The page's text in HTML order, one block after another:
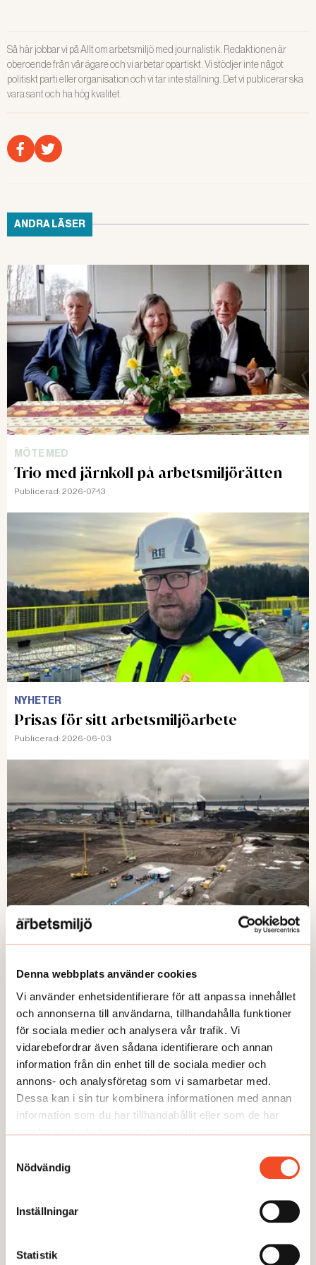
Denna webbplats använder cookies
Vi använder enhetsidentifierare för att anpassa innehållet
och annonserna till användarna, tillhandahålla funktioner
för sociala medier och analysera vår trafik. Vi
vidarebefordrar även sådana identifierare och annan
information från din enhet till de sociala medier och
annons- och analysföretag som vi samarbetar med.
Dessa kan i sin tur kombinera informationen med annan
information som du har tillhandahållit eller som de har
samlat in när du har använt deras tjänster.
Nödvändig
Inställningar
Statistik
Så här jobbar vi på Allt om arbetsmiljö med journalistik. Redaktionen är
oberoende från vår ägare och vi arbetar opartiskt. Vi stödjer inte något
politiskt parti eller organisation och vi tar inte ställning. Det vi publicerar ska
vara sant och ha hög kvalitet.
ANDRA LÄSER
MÖTE MED
Trio med järnkoll på arbetsmiljörätten
Publicerad: 2026-07-13
NYHETER
Prisas för sitt arbetsmiljöarbete
Publicerad: 2026-06-03
NYHETER
Arbetet återupptas på SSAB
Här kan du läsa några av våra
temaartiklar och granskningar.